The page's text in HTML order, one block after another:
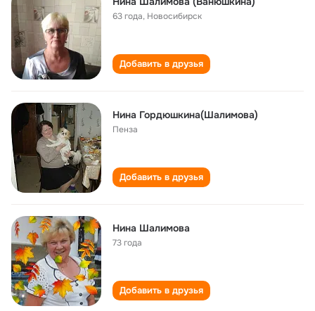
63 года, Новосибирск
Добавить в друзья
Нина Гордюшкина(Шалимова)
Пенза
Добавить в друзья
Нина Шалимова
73 года
Добавить в друзья